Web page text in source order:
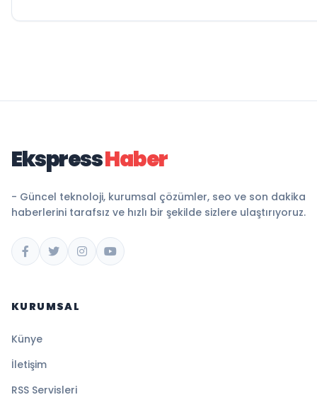
EkspressHaber
- Güncel teknoloji, kurumsal çözümler, seo ve son dakika
haberlerini tarafsız ve hızlı bir şekilde sizlere ulaştırıyoruz.
KURUMSAL
Künye
İletişim
RSS Servisleri